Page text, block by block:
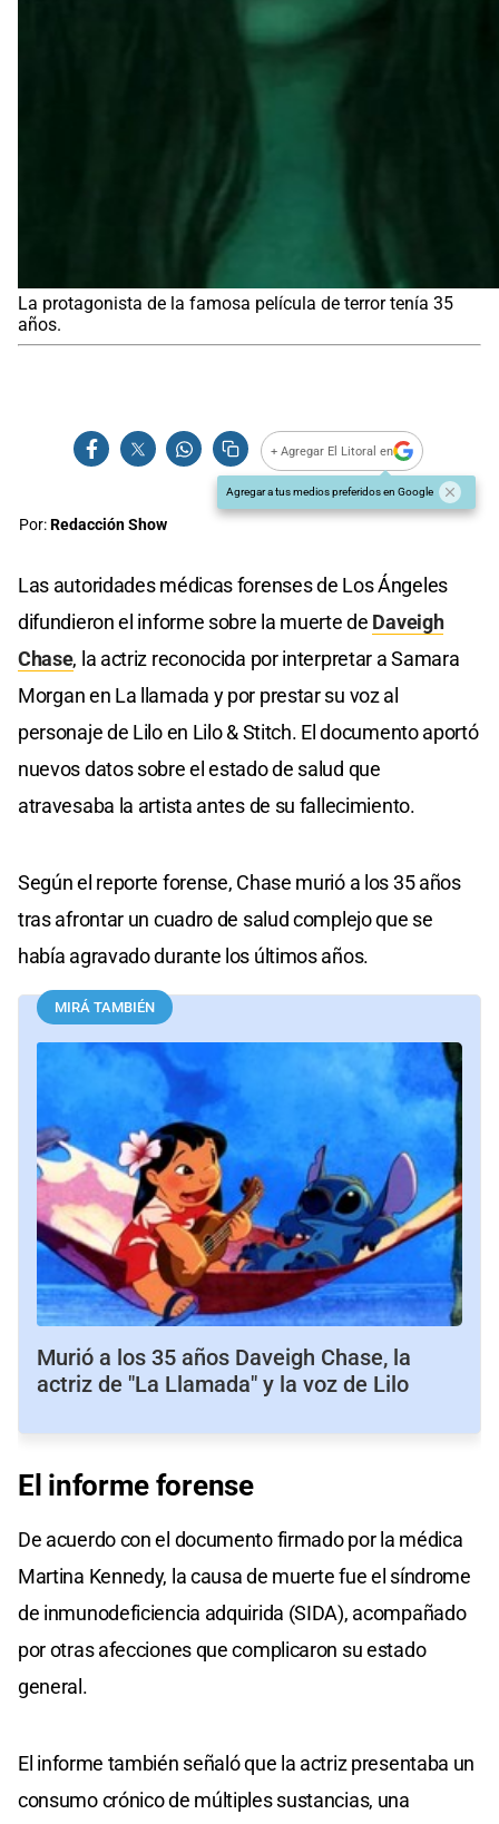
La protagonista de la famosa película de terror tenía 35
años.
+ Agregar El Litoral en
Agregar a tus medios preferidos en Google
Por:Redacción Show
Las autoridades médicas forenses de Los Ángeles
difundieron el informe sobre la muerte de Daveigh
Chase, la actriz reconocida por interpretar a Samara
Morgan en La llamada y por prestar su voz al
personaje de Lilo en Lilo & Stitch. El documento aportó
nuevos datos sobre el estado de salud que
atravesaba la artista antes de su fallecimiento.
Según el reporte forense, Chase murió a los 35 años
tras afrontar un cuadro de salud complejo que se
había agravado durante los últimos años.
MIRÁ TAMBIÉN
Murió a los 35 años Daveigh Chase, la
actriz de "La Llamada" y la voz de Lilo
El informe forense
De acuerdo con el documento firmado por la médica
Martina Kennedy, la causa de muerte fue el síndrome
de inmunodeficiencia adquirida (SIDA), acompañado
por otras afecciones que complicaron su estado
general.
El informe también señaló que la actriz presentaba un
consumo crónico de múltiples sustancias, una